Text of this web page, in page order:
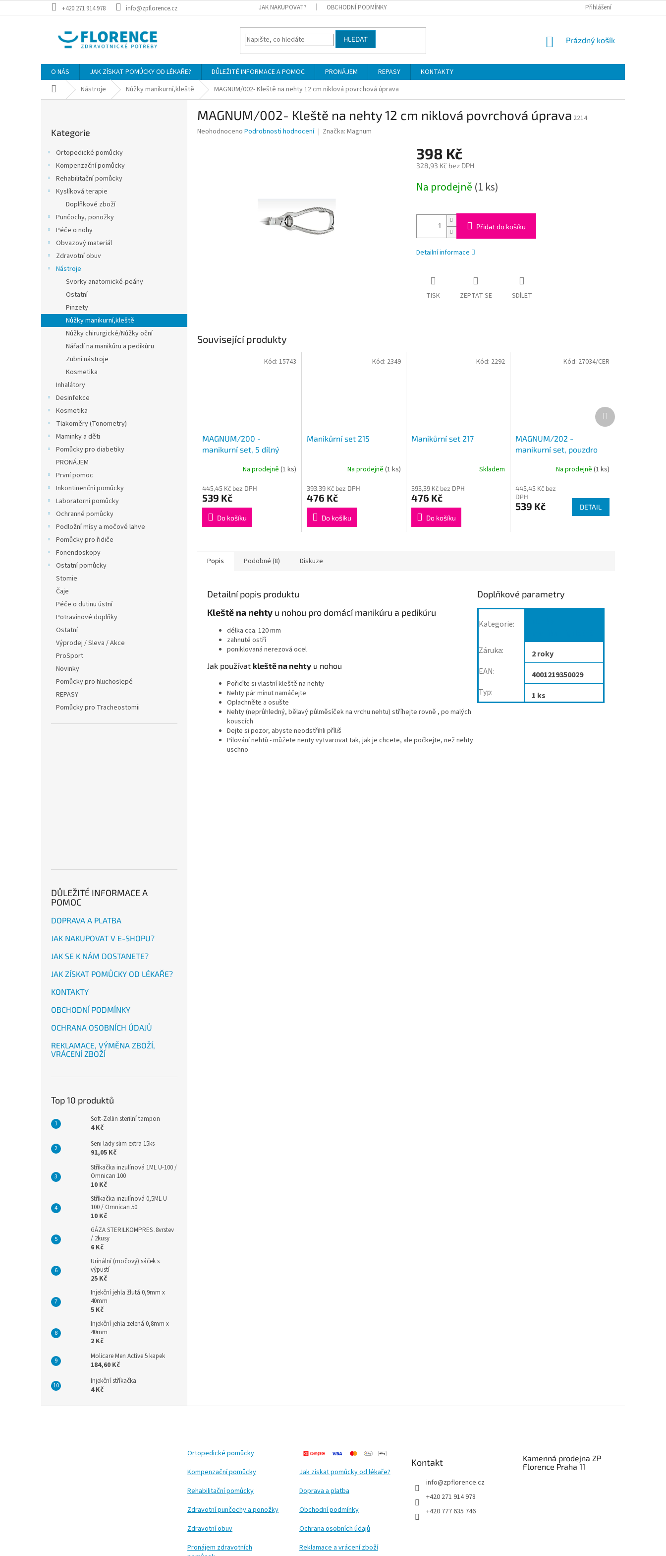
na
+420 271 914 978 info@zpflorence.cz JAK NAKUPOVAT? OBCHODNÍ PODMÍNKY Přihlášení
HLEDAT
NÁKUPNÍ
Prázdný košík
O NÁS JAK ZÍSKAT POMŮCKY OD LÉKAŘE? DŮLEŽITÉ INFORMACE A POMOC PRONÁJEM REPASY
KONTAKTY
Domů Nástroje Nůžky manikurní,kleště MAGNUM/002- Kleště na nehty 12 cm niklová povrchová úprava
kategorie
Kategorie
Ortopedické pomůcky
Kompenzační pomůcky
Rehabilitační pomůcky
Kyslíková terapie
Doplňkové zboží
Punčochy, ponožky
Péče o nohy
Obvazový materiál
Zdravotní obuv
Nástroje
Svorky anatomické-peány
Ostatní
Pinzety
Nůžky manikurní,kleště
Nůžky chirurgické/Nůžky oční
Nářadí na manikůru a pedikůru
Zubní nástroje
Kosmetika
Inhalátory
Desinfekce
Kosmetika
Tlakoměry (Tonometry)
Maminky a děti
Pomůcky pro diabetiky
PRONÁJEM
První pomoc
Inkontinenční pomůcky
Laboratorní pomůcky
Ochranné pomůcky
Podložní mísy a močové lahve
Pomůcky pro řidiče
Fonendoskopy
Ostatní pomůcky
Stomie
Čaje
Péče o dutinu ústní
Potravinové doplňky
Ostatní
Výprodej / Sleva / Akce
ProSport
Novinky
Pomůcky pro hluchoslepé
REPASY
Pomůcky pro Tracheostomii
DŮLEŽITÉ INFORMACE A
POMOC
DOPRAVA A PLATBA
JAK NAKUPOVAT V E-SHOPU?
JAK SE K NÁM DOSTANETE?
JAK ZÍSKAT POMŮCKY OD LÉKAŘE?
KONTAKTY
OBCHODNÍ PODMÍNKY
OCHRANA OSOBNÍCH ÚDAJŮ
REKLAMACE, VÝMĚNA ZBOŽÍ,
VRÁCENÍ ZBOŽÍ
Top 10 produktů
Soft-Zellin sterilní tampon
4 Kč
Seni lady slim extra 15ks
91,05 Kč
Stříkačka inzulínová 1ML U-100 /
Omnican 100
10 Kč
Stříkačka inzulínová 0,5ML U-
100 / Omnican 50
10 Kč
GÁZA STERILKOMPRES .8vrstev
/ 2kusy
6 Kč
Urinální (močový) sáček s
výpustí
25 Kč
Injekční jehla žlutá 0,9mm x
40mm
5 Kč
Injekční jehla zelená 0,8mm x
40mm
2 Kč
Molicare Men Active 5 kapek
184,60 Kč
Injekční stříkačka
4 Kč
MAGNUM/002- Kleště na nehty 12 cm niklová povrchová úprava 2214
Průměrné
Neohodnoceno Podrobnosti hodnocení Značka: Magnum
398 Kč
328,93 Kč bez DPH
cena:
Na prodejně (1 ks)
Přidat do košíku
Detailní informace
TISK ZEPTAT SE SDÍLET
Související produkty
MAGNUM/200 -
manikurní set, 5 dílný
Na prodejně (1 ks)
445,45 Kč bez DPH
539 Kč
Do košíku
Kód: 15743
Manikůrní set 215
Na prodejně (1 ks)
393,39 Kč bez DPH
476 Kč
Do košíku
Kód: 2349
Manikůrní set 217
Skladem
393,39 Kč bez DPH
476 Kč
Do košíku
Kód: 2292
MAGNUM/202 -
manikurní set, pouzdro
Na prodejně (1 ks)
445,45 Kč bez
DPH
539 Kč DETAIL
Kód: 27034/CER
Další
produkt
Popis Podobné (8) Diskuze
Detailní popis produktu
Kleště na nehty u nohou pro domácí manikúru a pedikúru
délka cca. 120 mm
zahnuté ostří
poniklovaná nerezová ocel
Jak používat kleště na nehty u nohou
Pořiďte si vlastní kleště na nehty
Nehty pár minut namáčejte
Oplachněte a osušte
Nehty (neprůhledný, bělavý půlměsíček na vrchu nehtu) stříhejte rovně , po malých
kouscích
Dejte si pozor, abyste neodstřihli příliš
Pilování nehtů - můžete nenty vytvarovat tak, jak je chcete, ale počkejte, než nehty
uschno
Doplňkové parametry
Kategorie:
Záruka:
2 roky
EAN:
4001219350029
Typ: 1 ks
Ortopedické pomůcky
Kompenzační pomůcky
Rehabilitační pomůcky
Zdravotní punčochy a ponožky
Zdravotní obuv
Pronájem zdravotních
Jak získat pomůcky od lékaře?
Doprava a platba
Obchodní podmínky
Ochrana osobních údajů
Reklamace a vrácení zboží
Kontakt
info@zpflorence.cz
+420 271 914 978
+420 777 635 746
Kamenná prodejna ZP
Florence Praha 11